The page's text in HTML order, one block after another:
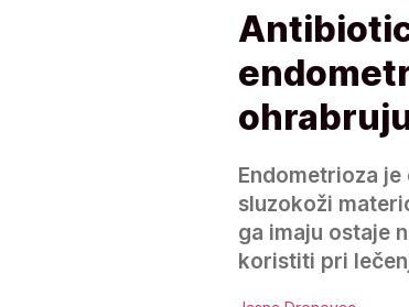
Endometrioza
sluzokoži
ga imaju ostaje
koristiti pri